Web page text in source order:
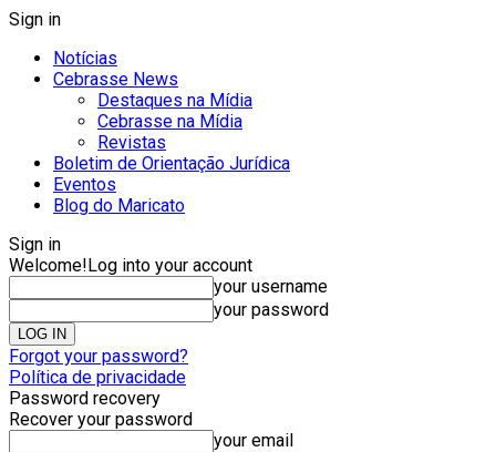
Sign in
Notícias
Cebrasse News
Destaques na Mídia
Cebrasse na Mídia
Revistas
Boletim de Orientação Jurídica
Eventos
Blog do Maricato
Sign in
Welcome!Log into your account
your username
your password
Forgot your password?
Política de privacidade
Password recovery
Recover your password
your email